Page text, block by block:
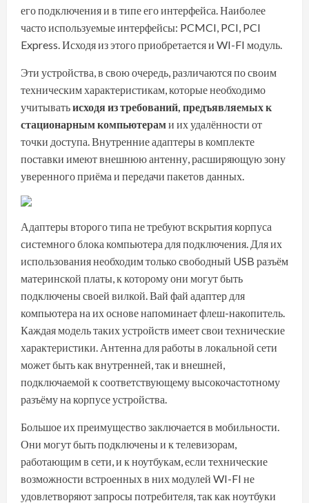
его подключения и в типе его интерфейса. Наиболее
часто используемые интерфейсы: PCMCI, PCI, PCI
Express. Исходя из этого приобретается и WI-FI модуль.
Эти устройства, в свою очередь, различаются по своим
техническим характеристикам, которые необходимо
учитыватьисходя из требований, предъявляемых к
стационарным компьютерами их удалённости от
точки доступа. Внутренние адаптеры в комплекте
поставки имеют внешнюю антенну, расширяющую зону
уверенного приёма и передачи пакетов данных.
Адаптеры второго типа не требуют вскрытия корпуса
системного блока компьютера для подключения. Для их
использования необходим только свободный USB разъём
материнской платы, к которому они могут быть
подключены своей вилкой. Вай фай адаптер для
компьютера на их основе напоминает флеш-накопитель.
Каждая модель таких устройств имеет свои технические
характеристики. Антенна для работы в локальной сети
может быть как внутренней, так и внешней,
подключаемой к соответствующему высокочастотному
разъёму на корпусе устройства.
Большое их преимущество заключается в мобильности.
Они могут быть подключены и к телевизорам,
работающим в сети, и к ноутбукам, если технические
возможности встроенных в них модулей WI-FI не
удовлетворяют запросы потребителя, так как ноутбуки